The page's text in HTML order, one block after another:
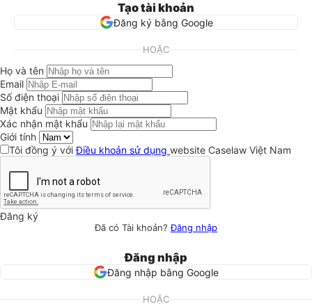
Tạo tài khoản
Đăng ký bằng Google
HOẶC
Họ và tên
Email
Số điện thoại
Mật khẩu
Xác nhận mật khẩu
Giới tính
Tôi đồng ý vớiĐiều khoản sử dụng website Caselaw Việt Nam
Đăng ký
Đã có Tài khoản?Đăng nhập
Đăng nhập
Đăng nhập bằng Google
HOẶC